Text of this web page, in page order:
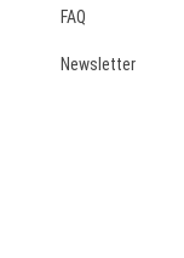
FAQ
Newsletter